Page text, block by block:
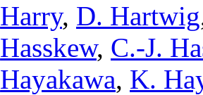
Harry, D. Hartwig
Hasskew, C.-J.
Hayakawa, K.